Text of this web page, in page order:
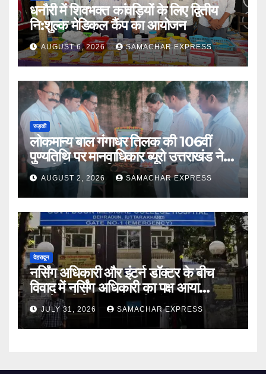
धनौरी में शिवभक्त कांवड़ियों के लिए द्वितीय
नि:शुल्क मेडिकल कैंप का आयोजन
AUGUST 6, 2026 SAMACHAR EXPRESS
रूड़की
लोकमान्य बाल गंगाधर तिलक की 106वीं
पुण्यतिथि पर मानवाधिकार ब्यूरो उत्तराखंड ने दी
भावभीनी श्रद्धांजलि
AUGUST 2, 2026 SAMACHAR EXPRESS
देहरादून
नर्सिंग अधिकारी और इंटर्न डॉक्टर के बीच
विवाद में नर्सिंग अधिकारी का पक्ष आया
सामने,करी निष्पक्ष जांच की मांग
JULY 31, 2026 SAMACHAR EXPRESS